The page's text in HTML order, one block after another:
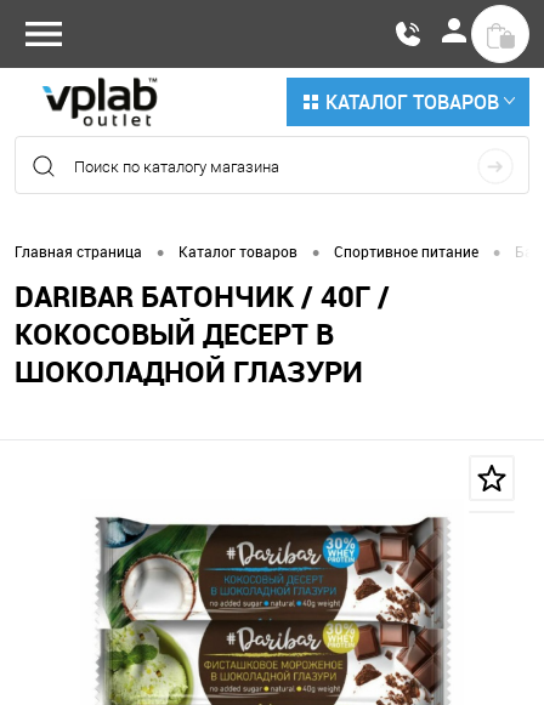
КАТАЛОГ ТОВАРОВ
Главная страница • Каталог товаров • Спортивное питание •
DARIBAR БАТОНЧИК / 40Г /
КОКОСОВЫЙ ДЕСЕРТ В
ШОКОЛАДНОЙ ГЛАЗУРИ